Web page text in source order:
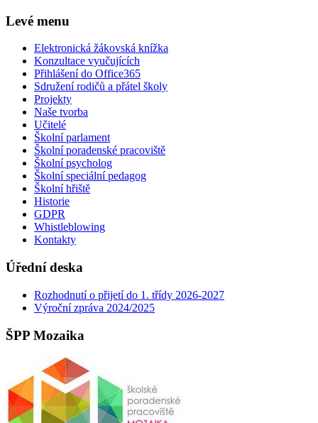
Levé menu
Elektronická žákovská knížka
Konzultace vyučujících
Přihlášení do Office365
Sdružení rodičů a přátel školy
Projekty
Naše tvorba
Učitelé
Školní parlament
Školní poradenské pracoviště
Školní psycholog
Školní speciální pedagog
Školní hřiště
Historie
GDPR
Whistleblowing
Kontakty
Úřední deska
Rozhodnutí o přijetí do 1. třídy 2026-2027
Výroční zpráva 2024/2025
ŠPP Mozaika